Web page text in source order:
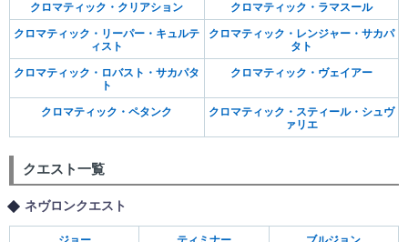
クロマティック・クリアション クロマティック・ラマスール
クロマティック・リーパー・キュルテ
ィスト
クロマティック・レンジャー・サカパ
タト
クロマティック・ロバスト・サカパタ
ト
クロマティック・ヴェイアー
クロマティック・ペタンク
クロマティック・スティール・シュヴ
ァリエ
クエスト一覧
ネヴロンクエスト